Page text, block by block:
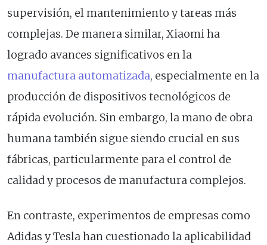
supervisión, el mantenimiento y tareas más
complejas. De manera similar, Xiaomi ha
logrado avances significativos en la
manufactura automatizada, especialmente en la
producción de dispositivos tecnológicos de
rápida evolución. Sin embargo, la mano de obra
humana también sigue siendo crucial en sus
fábricas, particularmente para el control de
calidad y procesos de manufactura complejos.
En contraste, experimentos de empresas como
Adidas y Tesla han cuestionado la aplicabilidad